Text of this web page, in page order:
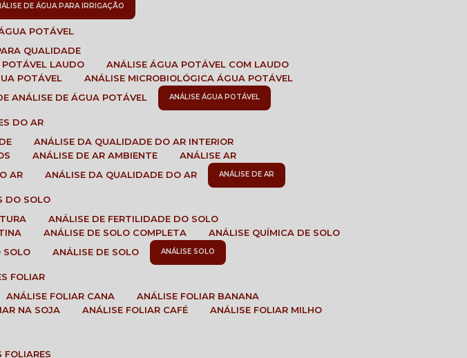
DE ÁGUA PARA IRRIGAÇÃO
POTÁVEL
QUALIDADE
POTÁVEL LAUDO
ANÁLISE ÁGUA POTÁVEL COM LAUDO
POTÁVEL
ANÁLISE MICROBIOLÓGICA ÁGUA POTÁVEL
ANÁLISE DE ÁGUA POTÁVEL ANÁLISE ÁGUA POTÁVEL
DO AR
ANÁLISE DA QUALIDADE DO AR INTERIOR
ANÁLISE DE AR AMBIENTE
ANÁLISE AR
AR ANÁLISE DA QUALIDADE DO AR ANÁLISE DE AR
DO SOLO
ANÁLISE DE FERTILIDADE DO SOLO
ANÁLISE DE SOLO COMPLETA
ANÁLISE QUÍMICA DE SOLO
SOLO ANÁLISE DE SOLO ANÁLISE SOLO
FOLIAR
ANÁLISE FOLIAR CANA
ANÁLISE FOLIAR BANANA
NA SOJA ANÁLISE FOLIAR CAFÉ
ANÁLISE FOLIAR MILHO
FOLIARES